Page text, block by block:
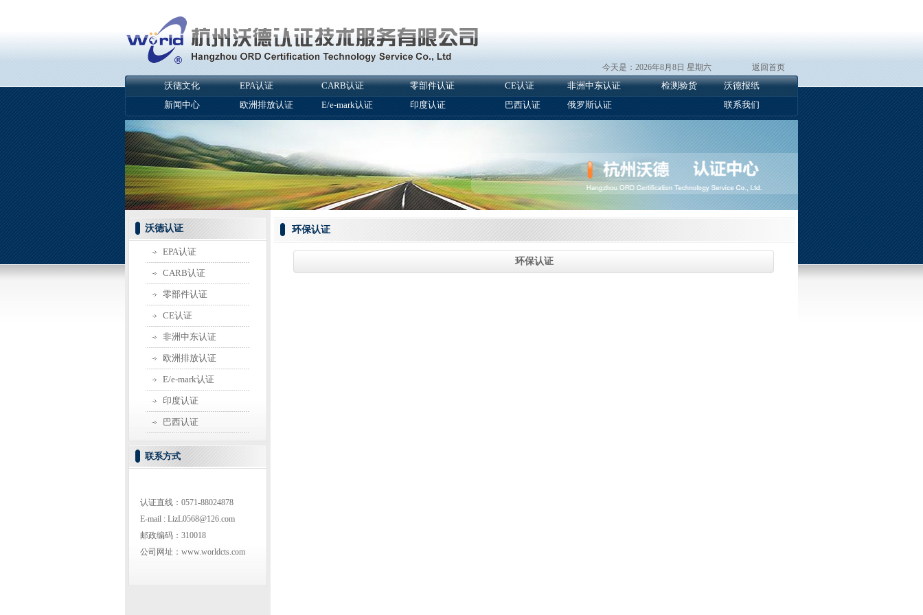
今天是：2026年8月8日 星期六 返回首页
沃德文化 EPA认证 CARB认证 零部件认证 CE认证 非洲中东认证 检测验货
沃德报纸
新闻中心
欧洲排放认证 E/e-mark认证 印度认证 巴西认证 俄罗斯认证 联系我们
沃德认证
EPA认证
CARB认证
零部件认证
CE认证
非洲中东认证
欧洲排放认证
E/e-mark认证
印度认证
巴西认证
联系方式
认证直线：0571-88024878
E-mail : LizL0568@126.com
邮政编码：310018
公司网址：www.worldcts.com
环保认证
环保认证